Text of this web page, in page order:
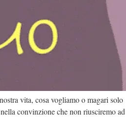
vita, cosa vogliamo o magari solo
convinzione che non riusciremo ad